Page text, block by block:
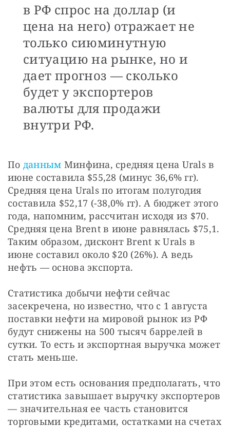
в РФ спрос на доллар (и
цена на него) отражает не
только сиюминутную
ситуацию на рынке, но и
дает прогноз — сколько
будет у экспортеров
валюты для продажи
внутри РФ.
По данным Минфина, средняя цена Urals в
июне составила $55,28 (минус 36,6% гг).
Средняя цена Urals по итогам полугодия
составила $52,17 (-38,0% гг). А бюджет этого
года, напомним, рассчитан исходя из $70.
Средняя цена Brent в июне равнялась $75,1.
Таким образом, дисконт Brent к Urals в
июне составил около $20 (26%). А ведь
нефть — основа экспорта.
Статистика добычи нефти сейчас
засекречена, но известно, что с 1 августа
поставки нефти на мировой рынок из РФ
будут снижены на 500 тысяч баррелей в
сутки. То есть и экспортная выручка может
стать меньше.
При этом есть основания предполагать, что
статистика завышает выручку экспортеров
— значительная ее часть становится
торговыми кредитами, остатками на счетах